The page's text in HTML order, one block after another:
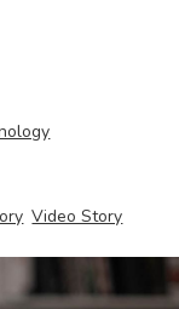
Video Story